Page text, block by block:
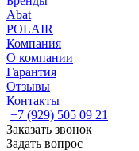
Abat
POLAIR
Компания
О компании
Гарантия
Отзывы
Контакты
+7 (929) 505 09 21
Заказать звонок
Задать вопрос